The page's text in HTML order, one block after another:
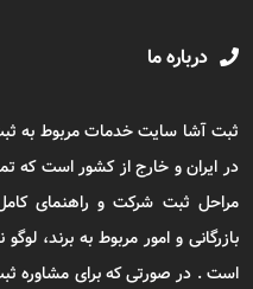
درباره ما
ثبت آشا سایت خدمات مربوط به
در ایران و خارج از کشور است که
مراحل ثبت شرکت و راهنمای
بازرگانی و امور مربوط به برند،
است . در صورتی که برای مشاوره